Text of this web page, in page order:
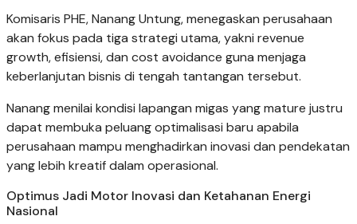
Komisaris PHE, Nanang Untung, menegaskan perusahaan
akan fokus pada tiga strategi utama, yakni revenue
growth, efisiensi, dan cost avoidance guna menjaga
keberlanjutan bisnis di tengah tantangan tersebut.
Nanang menilai kondisi lapangan migas yang mature justru
dapat membuka peluang optimalisasi baru apabila
perusahaan mampu menghadirkan inovasi dan pendekatan
yang lebih kreatif dalam operasional.
Optimus Jadi Motor Inovasi dan Ketahanan Energi
Nasional